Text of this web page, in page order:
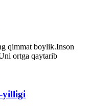
qimmat boylik.Inson
ortga qaytarib
yilligi